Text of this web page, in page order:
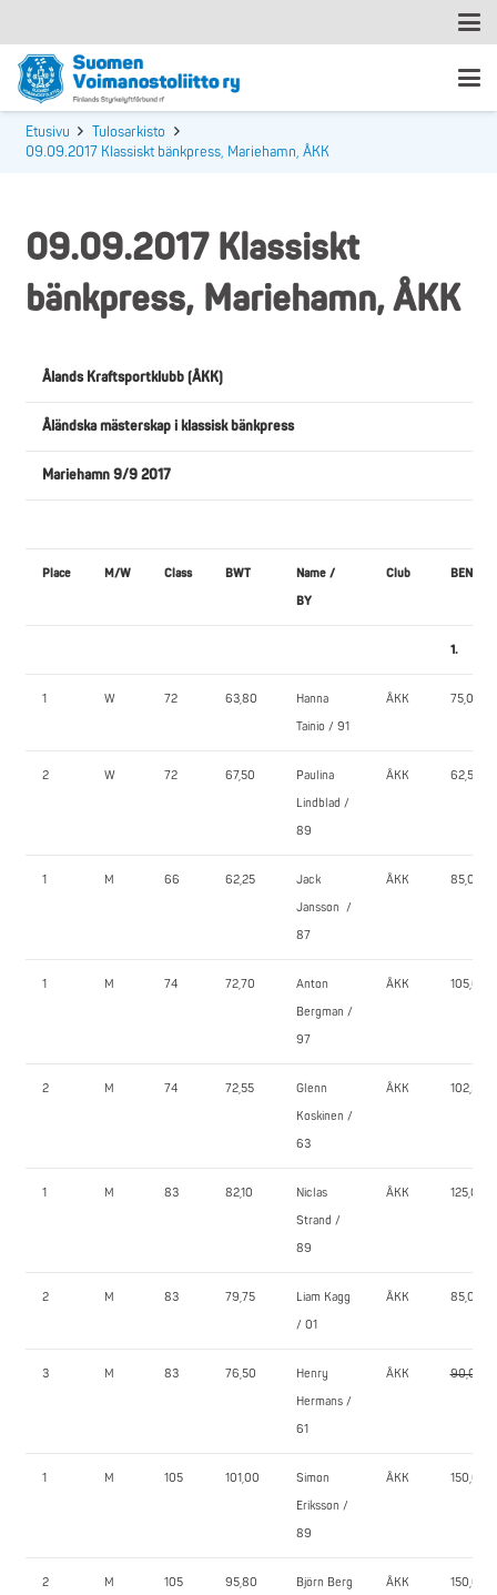
Etusivu
Tulosarkisto
09.09.2017 Klassiskt bänkpress, Mariehamn, ÅKK
09.09.2017 Klassiskt
bänkpress, Mariehamn, ÅKK
Ålands Kraftsportklubb (ÅKK)
Åländska mästerskap i klassisk bänkpress
Mariehamn 9/9 2017
Place M/W Class BWT
Name /
BY
Club BENCH
1.
1 W 72 63,80
Hanna
Tainio / 91
ÅKK 75,0
2 W 72 67,50
Paulina
Lindblad /
89
ÅKK 62,5
1 M 66 62,25
Jack
Jansson /
87
ÅKK 85,0
1 M 74 72,70
Anton
Bergman /
97
ÅKK 105,0
2 M 74 72,55
Glenn
Koskinen /
63
ÅKK 102,5
1 M 83 82,10
Niclas
Strand /
89
ÅKK 125,0
2 M 83 79,75
Liam Kagg
/ 01
ÅKK 85,0
3 M 83 76,50
Henry
Hermans /
61
ÅKK 90,0
1 M 105 101,00
Simon
Eriksson /
89
ÅKK 150,0
2 M 105 95,80
Björn Berg
ÅKK 150,0